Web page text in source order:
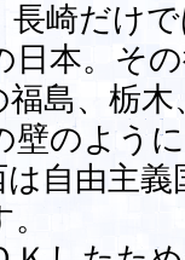
長崎だけ
日本。そ
島、栃
壁のよう
は自由主